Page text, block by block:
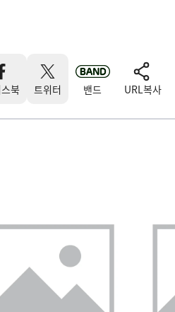
북 트위터 밴드 URL복사